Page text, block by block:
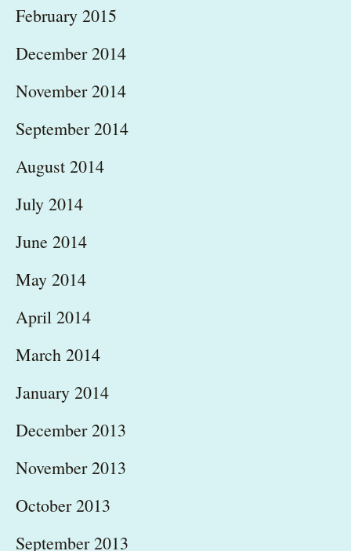
February 2015
December 2014
November 2014
September 2014
August 2014
July 2014
June 2014
May 2014
April 2014
March 2014
January 2014
December 2013
November 2013
October 2013
September 2013